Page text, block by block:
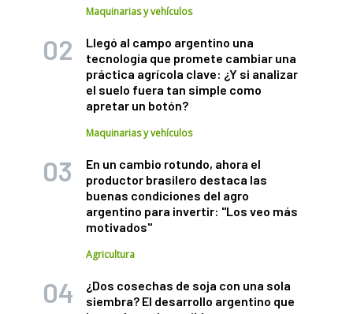
Maquinarias y vehículos
Llegó al campo argentino una
tecnología que promete cambiar una
práctica agrícola clave: ¿Y si analizar
el suelo fuera tan simple como
apretar un botón?
Maquinarias y vehículos
En un cambio rotundo, ahora el
productor brasilero destaca las
buenas condiciones del agro
argentino para invertir: "Los veo más
motivados"
Agricultura
¿Dos cosechas de soja con una sola
siembra? El desarrollo argentino que